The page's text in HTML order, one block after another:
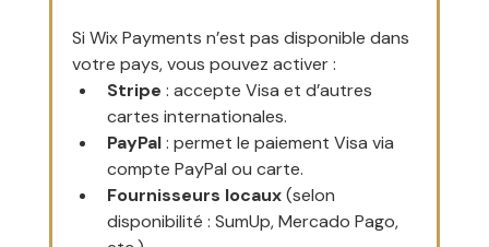
Si Wix Payments n’est pas disponible dans
votre pays, vous pouvez activer :
Stripe : accepte Visa et d’autres
cartes internationales.
PayPal : permet le paiement Visa via
compte PayPal ou carte.
Fournisseurs locaux (selon
disponibilité : SumUp, Mercado Pago,